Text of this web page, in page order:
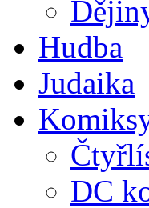
Hudba
Judaika
DC